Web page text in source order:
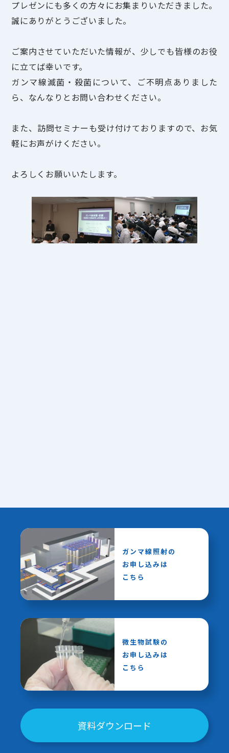
プレゼンにも多くの方々にお集まりいただきました。
誠にありがとうございました。
ご案内させていただいた情報が、少しでも皆様のお役
に立てば幸いです。
ガンマ線滅菌・殺菌について、ご不明点ありました
ら、なんなりとお問い合わせください。
また、訪問セミナーも受け付けておりますので、お気
軽にお声がけください。
よろしくお願いいたします。
ガンマ線照射の
お申し込みは
こちら
微生物試験の
お申し込みは
こちら
資料ダウンロード